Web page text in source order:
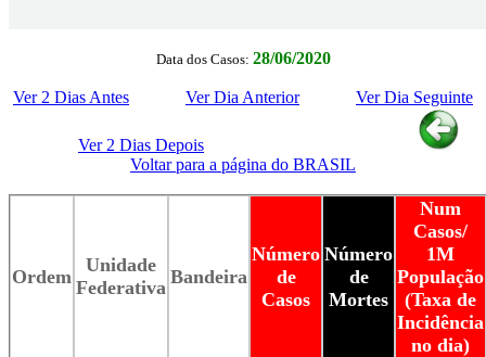
Data dos Casos: 28/06/2020
Ver 2 Dias Antes Ver Dia Anterior Ver Dia Seguinte
Ver 2 Dias Depois
Voltar para a página do BRASIL
Ordem
Unidade
Federativa Bandeira
Número
de
Casos
Número
de
Mortes
Num
Casos/
1M
População
(Taxa de
Incidência
no dia)